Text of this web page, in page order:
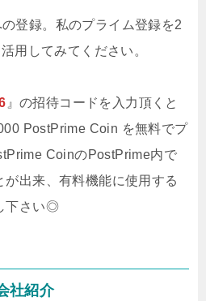
登録。私のプライム登録を2
用してみてください。
』の招待コードを入力頂くと
PostPrime Coin を無料でプ
CoinのPostPrime内で
出来、有料機能に使用する
下さい◎
社紹介